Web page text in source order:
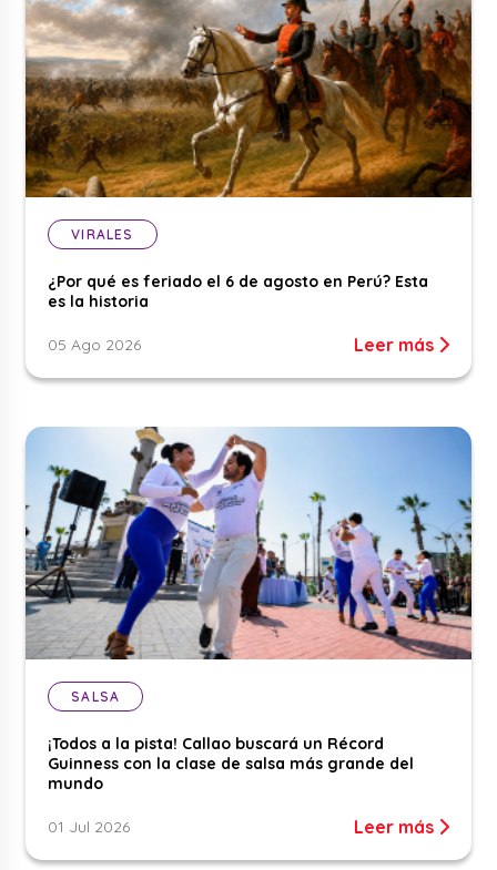
VIRALES
¿Por qué es feriado el 6 de agosto en Perú? Esta
es la historia
05 Ago 2026 Leer más
SALSA
¡Todos a la pista! Callao buscará un Récord
Guinness con la clase de salsa más grande del
mundo
01 Jul 2026 Leer más